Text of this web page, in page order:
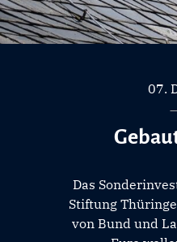
07.
Das
Stiftung
von Bund und